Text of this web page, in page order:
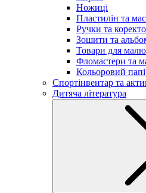
Ножиці
Пластилін та
Ручки та
Зошити та
Товари для
Фломастери та
Кольоровий
Спортінвентар та
Дитяча література